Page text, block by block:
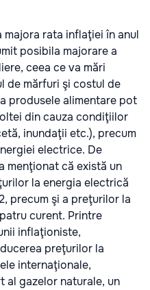
rata inflaţiei în anul
posibila majorare a
ceea ce va mări
de mărfuri şi costul de
produsele alimentare pot
din cauza condiţiilor
inundaţii etc.), precum
electrice. De
menţionat că există un
la energia electrică
precum şi a preţurilor la
curent. Printre
inflaţioniste,
preţurilor la
internaţionale,
al gazelor naturale, un